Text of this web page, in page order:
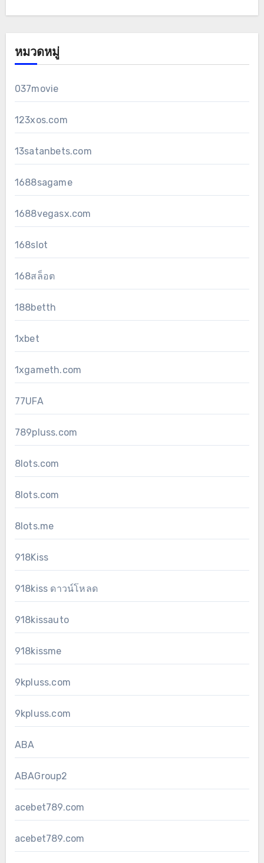
หมวดหมู่
037movie
123xos.com
13satanbets.com
1688sagame
1688vegasx.com
168slot
168สล็อต
188betth
1xbet
1xgameth.com
77UFA
789pluss.com
8lots.com
8lots.com
8lots.me
918Kiss
918kiss ดาวน์โหลด
918kissauto
918kissme
9kpluss.com
9kpluss.com
ABA
ABAGroup2
acebet789.com
acebet789.com